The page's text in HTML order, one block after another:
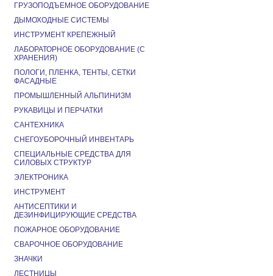
ГРУЗОПОДЪЕМНОЕ ОБОРУДОВАНИЕ
ДЫМОХОДНЫЕ СИСТЕМЫ
ИНСТРУМЕНТ КРЕПЕЖНЫЙ
ЛАБОРАТОРНОЕ ОБОРУДОВАНИЕ (С
ХРАНЕНИЯ)
ПОЛОГИ, ПЛЕНКА, ТЕНТЫ, СЕТКИ
ФАСАДНЫЕ
ПРОМЫШЛЕННЫЙ АЛЬПИНИЗМ
РУКАВИЦЫ И ПЕРЧАТКИ
САНТЕХНИКА
СНЕГОУБОРОЧНЫЙ ИНВЕНТАРЬ
СПЕЦИАЛЬНЫЕ СРЕДСТВА ДЛЯ
СИЛОВЫХ СТРУКТУР
ЭЛЕКТРОНИКА
ИНСТРУМЕНТ
АНТИСЕПТИКИ И
ДЕЗИНФИЦИРУЮЩИЕ СРЕДСТВА
ПОЖАРНОЕ ОБОРУДОВАНИЕ
СВАРОЧНОЕ ОБОРУДОВАНИЕ
ЗНАЧКИ
ЛЕСТНИЦЫ